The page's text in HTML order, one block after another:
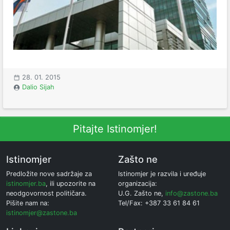
28. 01. 2015
Dalio Sijah
Pitajte Istinomjer!
Istinomjer
Predložite nove sadržaje za
istinomjer.ba, ili upozorite na
neodgovornost političara.
Pišite nam na:
istinomjer@zastone.ba
Zašto ne
Istinomjer je razvila i uređuje
organizacija:
U.G. Zašto ne, info@zastone.ba
Tel/Fax: +387 33 61 84 61